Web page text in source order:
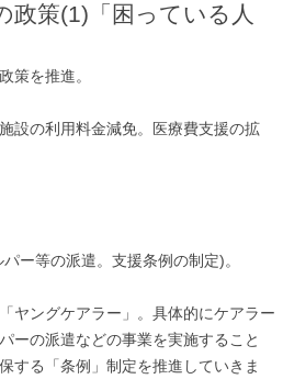
策(1)「困っている人
策を推進。
設の利用料金減免。医療費支援の拡
ー等の派遣。支援条例の制定)。
ヤングケアラー」。具体的にケアラー
ーの派遣などの事業を実施すること
する「条例」制定を推進していきま